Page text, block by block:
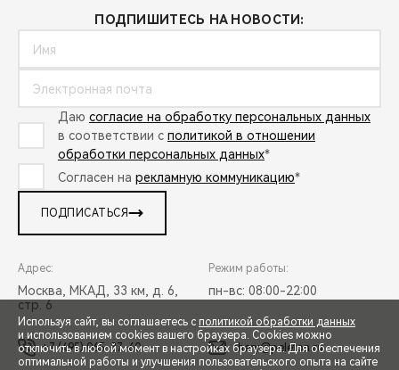
ПОДПИШИТЕСЬ НА НОВОСТИ:
Даю согласие на обработку персональных данных
в соответствии с политикой в отношении
обработки персональных данных*
Согласен на рекламную коммуникацию*
ПОДПИСАТЬСЯ
Адрес:
Москва, МКАД, 33 км, д. 6,
стр. 6
Режим работы:
пн-вс: 08:00-22:00
+7 (495) 065-37-60 chery@peleton.ru
Используя сайт, вы соглашаетесь с политикой обработки данных
и использованием cookies вашего браузера. Cookies можно
отключить в любой момент в настройках браузера. Для обеспечения
оптимальной работы и улучшения пользовательского опыта на сайте